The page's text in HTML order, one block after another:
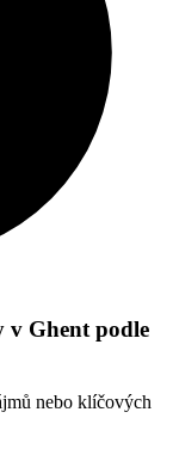
Ghent podle
nebo klíčových